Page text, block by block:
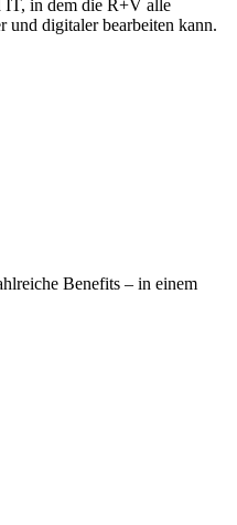
IT, in dem die R+V alle
und digitaler bearbeiten kann.
Benefits – in einem